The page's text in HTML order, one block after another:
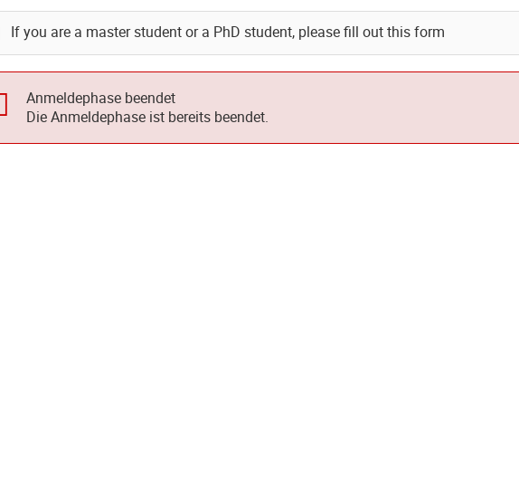
If you are a master student or a PhD student, please fill out this form
Anmeldephase beendet
Die Anmeldephase ist bereits beendet.